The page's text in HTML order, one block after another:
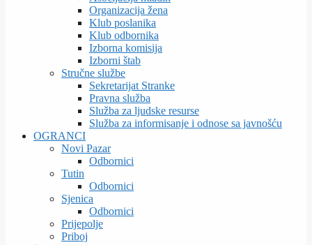
Organizacija žena
Klub poslanika
Klub odbornika
Izborna komisija
Izborni štab
Stručne službe
Sekretarijat Stranke
Pravna služba
Služba za ljudske resurse
Služba za informisanje i odnose sa javnošću
OGRANCI
Novi Pazar
Odbornici
Tutin
Odbornici
Sjenica
Odbornici
Prijepolje
Priboj